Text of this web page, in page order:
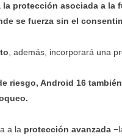
la protección asociada a la
se fuerza sin el
, además, incorporará una
riesgo, Android 16
a la protección avanzada